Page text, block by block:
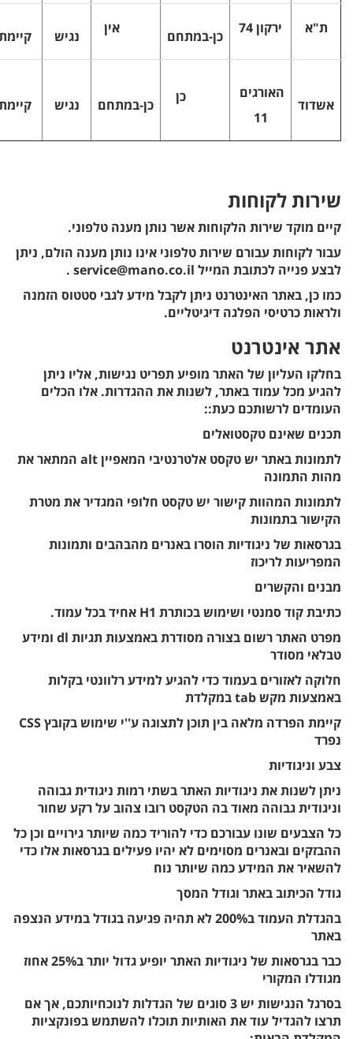
ת"א ירקון 74 כן-במתחם אין נגיש
אשדוד
האורגים
11
כן כן-במתחם נגיש
שירות לקוחות
קיים מוקד שירות הלקוחות אשר נותן מענה טלפוני.
עבור לקוחות עבורם שירות טלפוני אינו נותן מענה הולם, ניתן
לבצע פנייה לכתובת המייל service@mano.co.il .
כמו כן, באתר האינטרנט ניתן לקבל מידע לגבי סטטוס הזמנה
ולראות כרטיסי הפלגה דיגיטליים.
אתר אינטרנט
בחלקו העליון של האתר מופיע תפריט נגישות, אליו ניתן
להגיע מכל עמוד באתר, לשנות את ההגדרות. אלו הכלים
העומדים לרשותכם כעת::
תכנים שאינם טקסטואלים
לתמונות באתר יש טקסט אלטרנטיבי המאפיין alt המתאר את
מהות התמונה
לתמונות המהוות קישור יש טקסט חלופי המגדיר את מטרת
הקישור בתמונות
בגרסאות של ניגודיות הוסרו באנרים מהבהבים ותמונות
המפריעות לריכוז
מבנים והקשרים
כתיבת קוד סמנטי ושימוש בכותרת H1 אחיד בכל עמוד.
מפרט האתר רשום בצורה מסודרת באמצעות תגיות dl ומידע
טבלאי מסודר
חלוקה לאזורים בעמוד כדי להגיע למידע רלוונטי בקלות
באמצעות מקש tab במקלדת
קיימת הפרדה מלאה בין תוכן לתצוגה ע''י שימוש בקובץ CSS
נפרד
צבע וניגודיות
ניתן לשנות את ניגודיות האתר בשתי רמות ניגודית גבוהה
וניגודית גבוהה מאוד בה הטקסט רובו צהוב על רקע שחור
כל הצבעים שונו עבורכם כדי להוריד כמה שיותר גירויים וכן כל
ההבזקים ובאנרים מסוימים לא יהיו פעילים בגרסאות אלו כדי
להשאיר את המידע כמה שיותר נוח
גודל הכיתוב באתר וגודל המסך
בהגדלת העמוד ב200% לא תהיה פגיעה בגודל במידע הנצפה
באתר
כבר בגרסאות של ניגודיות האתר יופיע גדול יותר ב25% אחוז
מגודלו המקורי
בסרגל הנגישות יש 3 סוגים של הגדלות לנוכחיותכם, אך אם
תרצו להגדיל עוד את האותיות תוכלו להשתמש בפונקציות